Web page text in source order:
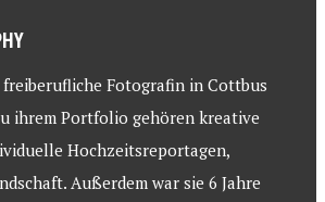
Fotografin in Cottbus
ihrem Portfolio gehören kreative
Hochzeitsreportagen,
Außerdem war sie 6 Jahre